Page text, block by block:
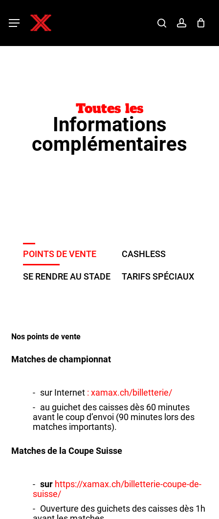
main
content
Menu search account
Toutes les
Informations
complémentaires
POINTS DE VENTE CASHLESS
SE RENDRE AU STADE TARIFS SPÉCIAUX
Nos points de vente
Matches de championnat
sur Internet : xamax.ch/billetterie/
au guichet des caisses dès 60 minutes
avant le coup d’envoi (90 minutes lors des
matches importants).
Matches de la Coupe Suisse
sur https://xamax.ch/billetterie-coupe-de-
suisse/
Ouverture des guichets des caisses dès 1h